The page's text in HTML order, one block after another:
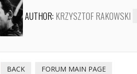
AUTHOR: KRZYSZTOF RAKOWSKI
BACK FORUM MAIN PAGE